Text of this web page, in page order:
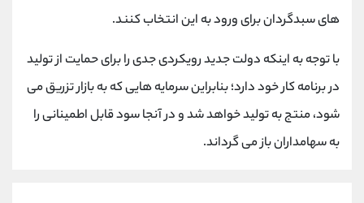
های سبدگردان برای ورود به این انتخاب کنند.
با توجه به اینکه دولت جدید رویکردی جدی را برای حمایت از تولید
در برنامه کار خود دارد؛ بنابراین سرمایه هایی که به بازار تزریق می
شود، منتج به تولید خواهد شد و در آنجا سود قابل اطمینانی را
به سهامداران باز می گرداند.